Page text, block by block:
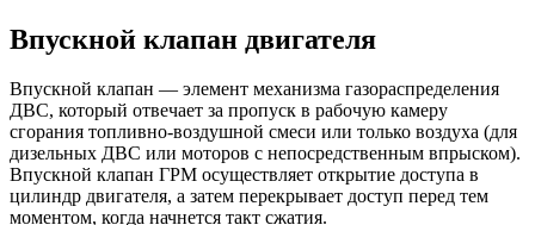
Впускной клапан двигателя
Впускной клапан — элемент механизма газораспределения
ДВС, который отвечает за пропуск в рабочую камеру
сгорания топливно-воздушной смеси или только воздуха (для
дизельных ДВС или моторов с непосредственным впрыском).
Впускной клапан ГРМ осуществляет открытие доступа в
цилиндр двигателя, а затем перекрывает доступ перед тем
моментом, когда начнется такт сжатия.